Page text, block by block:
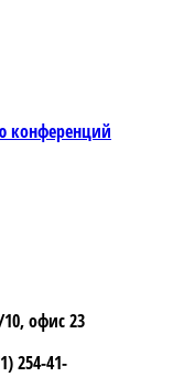
конференций
офис 23
254-41-